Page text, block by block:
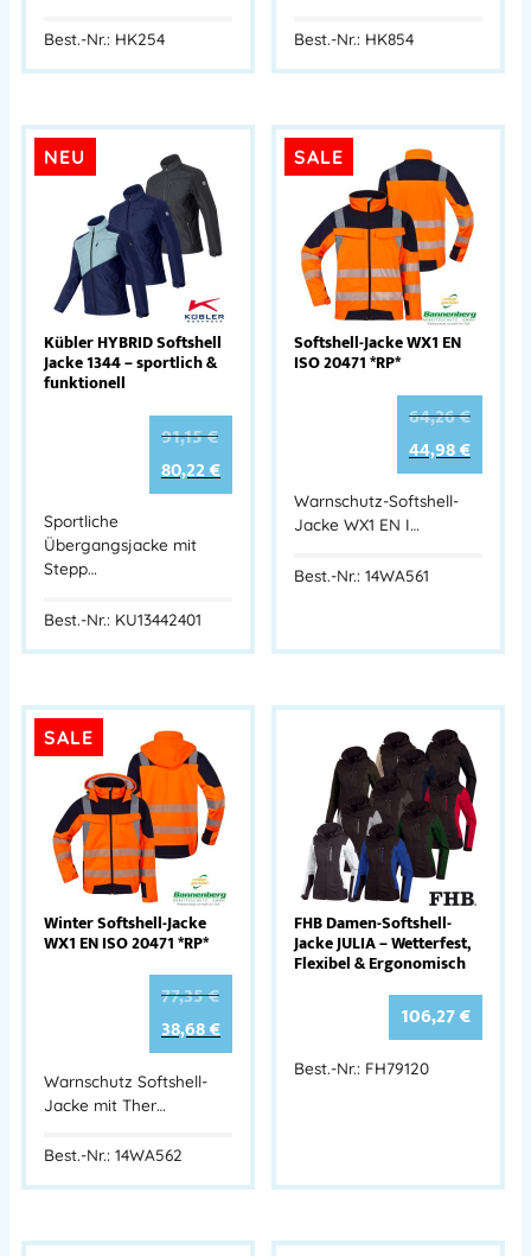
Best.-Nr.: HK254 Best.-Nr.: HK854
NEU
Kübler HYBRID Softshell
Jacke 1344 – sportlich &
funktionell
91,15€
80,22€
Sportliche
Übergangsjacke mit
Stepp…
Best.-Nr.: KU13442401
SALE
Softshell-Jacke WX1 EN
ISO 20471 *RP*
64,26€
44,98€
Warnschutz-Softshell-
Jacke WX1 EN I…
Best.-Nr.: 14WA561
SALE
Winter Softshell-Jacke
WX1 EN ISO 20471 *RP*
77,35€
38,68€
Warnschutz Softshell-
Jacke mit Ther…
Best.-Nr.: 14WA562
FHB Damen-Softshell-
Jacke JULIA – Wetterfest,
Flexibel & Ergonomisch
106,27€
Best.-Nr.: FH79120